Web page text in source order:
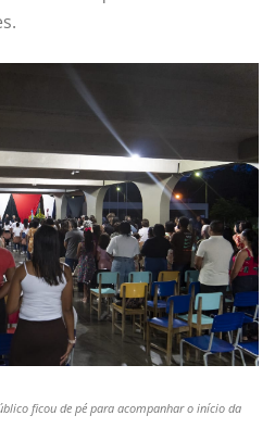
ficou de pé para acompanhar o início da